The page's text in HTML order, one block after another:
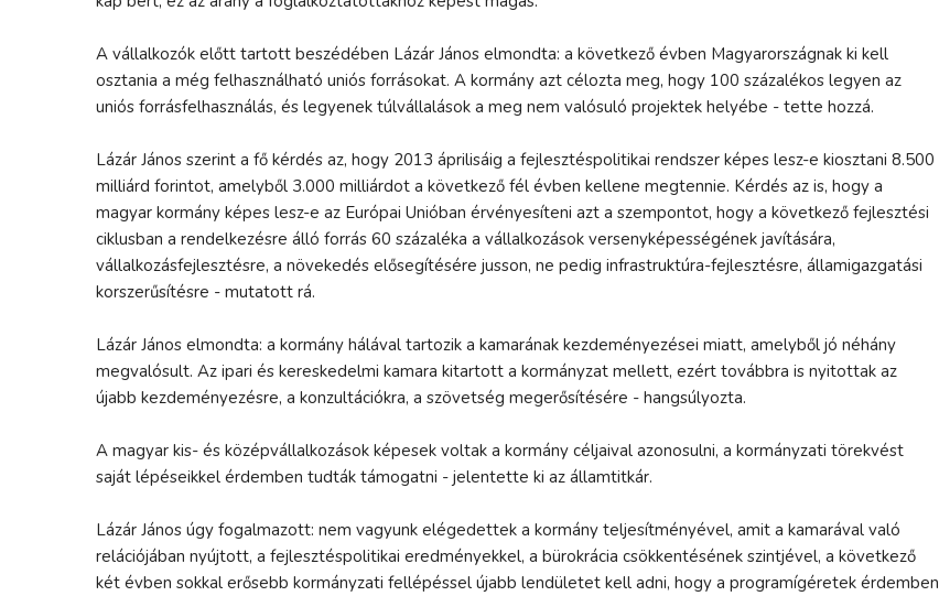
A vállalkozók előtt tartott beszédében Lázár János elmondta: a következő évben Magyarországnak ki kell
osztania a még felhasználható uniós forrásokat. A kormány azt célozta meg, hogy 100 százalékos legyen az
uniós forrásfelhasználás, és legyenek túlvállalások a meg nem valósuló projektek helyébe - tette hozzá.
Lázár János szerint a fő kérdés az, hogy 2013 áprilisáig a fejlesztéspolitikai rendszer képes lesz-e kiosztani 8.500
milliárd forintot, amelyből 3.000 milliárdot a következő fél évben kellene megtennie. Kérdés az is, hogy a
magyar kormány képes lesz-e az Európai Unióban érvényesíteni azt a szempontot, hogy a következő fejlesztési
ciklusban a rendelkezésre álló forrás 60 százaléka a vállalkozások versenyképességének javítására,
vállalkozásfejlesztésre, a növekedés elősegítésére jusson, ne pedig infrastruktúra-fejlesztésre, államigazgatási
korszerűsítésre - mutatott rá.
Lázár János elmondta: a kormány hálával tartozik a kamarának kezdeményezései miatt, amelyből jó néhány
megvalósult. Az ipari és kereskedelmi kamara kitartott a kormányzat mellett, ezért továbbra is nyitottak az
újabb kezdeményezésre, a konzultációkra, a szövetség megerősítésére - hangsúlyozta.
A magyar kis- és középvállalkozások képesek voltak a kormány céljaival azonosulni, a kormányzati törekvést
saját lépéseikkel érdemben tudták támogatni - jelentette ki az államtitkár.
Lázár János úgy fogalmazott: nem vagyunk elégedettek a kormány teljesítményével, amit a kamarával való
relációjában nyújtott, a fejlesztéspolitikai eredményekkel, a bürokrácia csökkentésének szintjével, a következő
két évben sokkal erősebb kormányzati fellépéssel újabb lendületet kell adni, hogy a programígéretek érdemben